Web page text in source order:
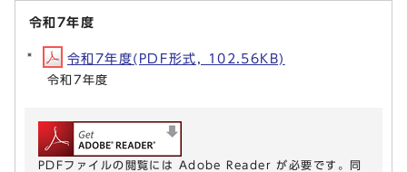
令和7年度
令和7年度(PDF形式, 102.56KB)
令和7年度
PDFファイルの閲覧には Adobe Reader が必要です。同